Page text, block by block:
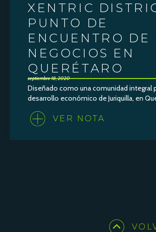
XENTRIC
PUNTO DE
ENCUENTRO DE
NEGOCIOS EN
QUERÉTARO
septiembre 18, 2020
Diseñado como una comunidad integral
desarrollo económico de Juriquilla, en
VER NOTA